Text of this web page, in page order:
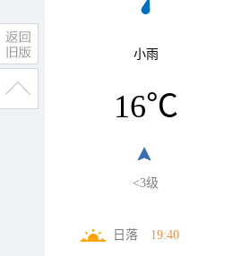
小雨
16℃
<3级
日落 19:40